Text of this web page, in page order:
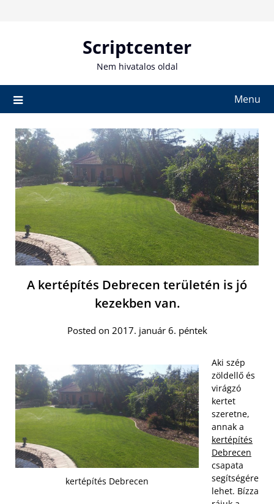
Scriptcenter
Nem hivatalos oldal
Menu
A kertépítés Debrecen területén is jó
kezekben van.
Posted on 2017. január 6. péntek
kertépítés Debrecen
Aki szép
zöldellő és
virágzó
kertet
szeretne,
annak a
kertépítés
Debrecen
csapata
segítségére
lehet. Bízza